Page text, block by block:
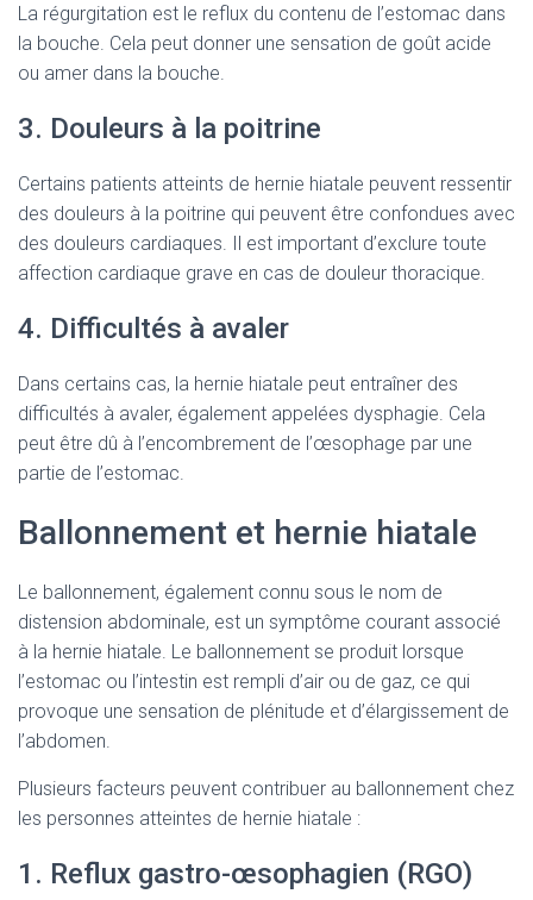
La régurgitation est le reflux du contenu de l’estomac dans
la bouche. Cela peut donner une sensation de goût acide
ou amer dans la bouche.
3. Douleurs à la poitrine
Certains patients atteints de hernie hiatale peuvent ressentir
des douleurs à la poitrine qui peuvent être confondues avec
des douleurs cardiaques. Il est important d’exclure toute
affection cardiaque grave en cas de douleur thoracique.
4. Difficultés à avaler
Dans certains cas, la hernie hiatale peut entraîner des
difficultés à avaler, également appelées dysphagie. Cela
peut être dû à l’encombrement de l’œsophage par une
partie de l’estomac.
Ballonnement et hernie hiatale
Le ballonnement, également connu sous le nom de
distension abdominale, est un symptôme courant associé
à la hernie hiatale. Le ballonnement se produit lorsque
l’estomac ou l’intestin est rempli d’air ou de gaz, ce qui
provoque une sensation de plénitude et d’élargissement de
l’abdomen.
Plusieurs facteurs peuvent contribuer au ballonnement chez
les personnes atteintes de hernie hiatale :
1. Reflux gastro-œsophagien (RGO)